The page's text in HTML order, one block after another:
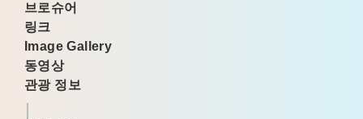
브로슈어
링크
Image Gallery
동영상
관광 정보